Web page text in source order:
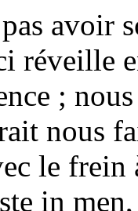
avoir
réveille
;
nous
le
in